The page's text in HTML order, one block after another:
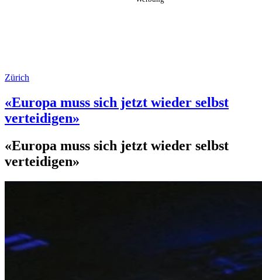
Zürich
«Europa muss sich jetzt wieder selbst
verteidigen»
«Europa muss sich jetzt wieder selbst
verteidigen»